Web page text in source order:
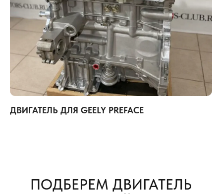
ДВИГАТЕЛЬ ДЛЯ GEELY PREFACE
ПОДБЕРЕМ ДВИГАТЕЛЬ